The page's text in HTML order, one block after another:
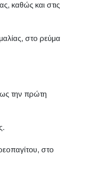
καθώς και στις
στο ρεύμα
την πρώτη
στο